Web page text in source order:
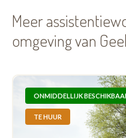
Meer
omgeving van Geel
ONMIDDELLIJK
TE HUUR